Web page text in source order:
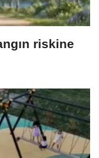
riskine